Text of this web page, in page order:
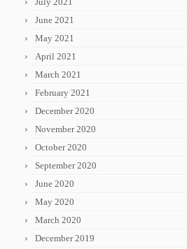
June 2021
May 2021
April 2021
March 2021
February 2021
December 2020
November 2020
October 2020
September 2020
June 2020
May 2020
March 2020
December 2019